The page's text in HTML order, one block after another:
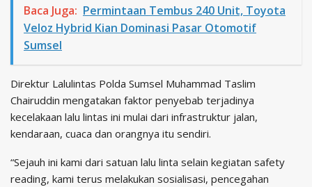
Baca Juga: Permintaan Tembus 240 Unit, Toyota
Veloz Hybrid Kian Dominasi Pasar Otomotif
Sumsel
Direktur Lalulintas Polda Sumsel Muhammad Taslim
Chairuddin mengatakan faktor penyebab terjadinya
kecelakaan lalu lintas ini mulai dari infrastruktur jalan,
kendaraan, cuaca dan orangnya itu sendiri.
“Sejauh ini kami dari satuan lalu linta selain kegiatan safety
reading, kami terus melakukan sosialisasi, pencegahan